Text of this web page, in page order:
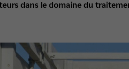
dans le domaine du